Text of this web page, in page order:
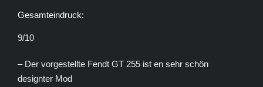
Gesamteindruck:
9/10
– Der vorgestellte Fendt GT 255 ist en sehr schön
designter Mod